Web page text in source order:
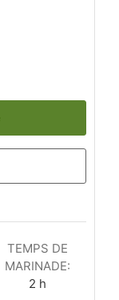
TEMPS DE
MARINADE:
2 heures
h